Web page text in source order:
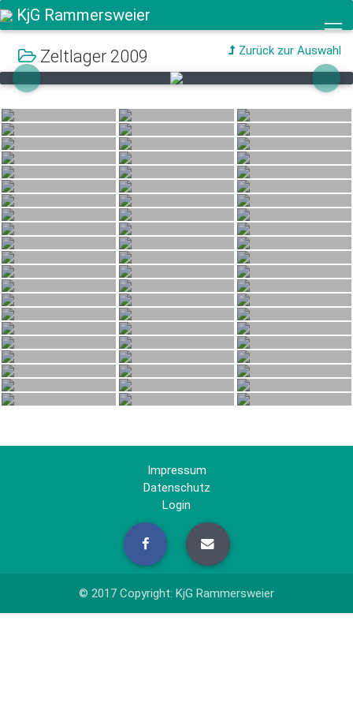
KjG Rammersweier
Zeltlager 2009 Zurück zur Auswahl
Previous Next
Impressum
Datenschutz
Login
© 2017 Copyright: KjG Rammersweier